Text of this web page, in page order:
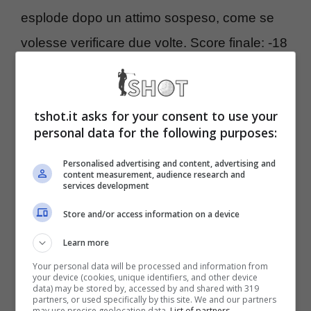
esplode dopo un attimo sospeso, come se
volesse verificare due volte. Score finale: -18
e giro in 67 colpi. Du Plessis è secondo a
-17, bella gara e niente rimpianti veri, perché
quando l’altro fa questo, c’è poco da
aggiungere. Sul podio sale anche
Bernd
Wiesbergera -14, sempre capace di
capitalizzare quando la domenica si fa
severa.
Alle loro spalle, due storie che parlano di
solidità e prospettiva: il franceseOihan
tshot.it asks for your consent to use your
personal data for the following purposes:
Personalised advertising and content, advertising and
content measurement, audience research and
services development
Store and/or access information on a device
Learn more
Your personal data will be processed and information from
your device (cookies, unique identifiers, and other device
data) may be stored by, accessed by and shared with 319
partners, or used specifically by this site. We and our partners